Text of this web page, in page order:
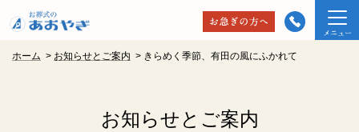
ホーム > お知らせとご案内 > きらめく季節、有田の風にふかれて
お知らせとご案内